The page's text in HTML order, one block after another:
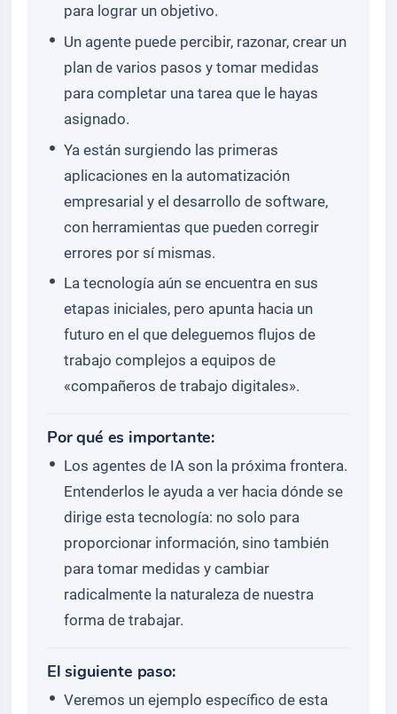
para lograr un objetivo.
Un agente puede percibir, razonar, crear un
plan de varios pasos y tomar medidas
para completar una tarea que le hayas
asignado.
Ya están surgiendo las primeras
aplicaciones en la automatización
empresarial y el desarrollo de software,
con herramientas que pueden corregir
errores por sí mismas.
La tecnología aún se encuentra en sus
etapas iniciales, pero apunta hacia un
futuro en el que deleguemos flujos de
trabajo complejos a equipos de
«compañeros de trabajo digitales».
Por qué es importante:
Los agentes de IA son la próxima frontera.
Entenderlos le ayuda a ver hacia dónde se
dirige esta tecnología: no solo para
proporcionar información, sino también
para tomar medidas y cambiar
radicalmente la naturaleza de nuestra
forma de trabajar.
El siguiente paso:
Veremos un ejemplo específico de esta